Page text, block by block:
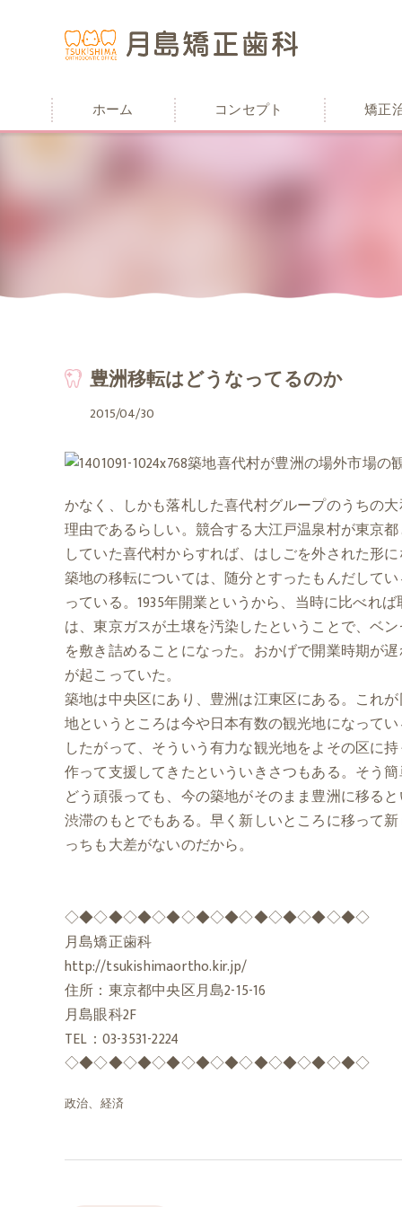
ホーム コンセプト 矯正
豊洲移転はどうなってるのか
2015/04/30
築地喜代村が豊洲の場外市場の
かなく、しかも落札した喜代村グループのうちの
理由であるらしい。競合する大江戸温泉村が東京
していた喜代村からすれば、はしごを外された形に
築地の移転については、随分とすったもんだして
っている。1935年開業というから、当時に比べれ
は、東京ガスが土壌を汚染したということで、ベ
を敷き詰めることになった。おかげで開業時期が
が起こっていた。
築地は中央区にあり、豊洲は江東区にある。これ
地というところは今や日本有数の観光地になって
したがって、そういう有力な観光地をよその区に
作って支援してきたといういきさつもある。そう
どう頑張っても、今の築地がそのまま豊洲に移る
渋滞のもとでもある。早く新しいところに移って
っちも大差がないのだから。
◇◆◇◆◇◆◇◆◇◆◇◆◇◆◇◆◇◆◇◆◇
月島矯正歯科
http://tsukishimaortho.kir.jp/
住所：東京都中央区月島2-15-16
月島眼科2F
TEL：03-3531-2224
◇◆◇◆◇◆◇◆◇◆◇◆◇◆◇◆◇◆◇◆◇
政治、経済